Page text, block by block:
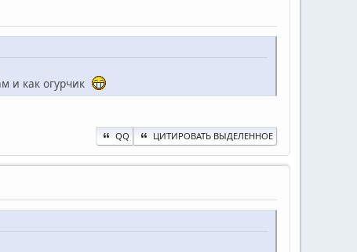
и как огурчик
QQ ЦИТИРОВАТЬ ВЫДЕЛЕННОЕ